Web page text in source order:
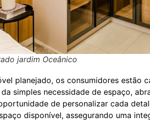
jardim Oceânico
planejado, os consumidores estão
simples necessidade de espaço,
de personalizar cada
disponível, assegurando uma